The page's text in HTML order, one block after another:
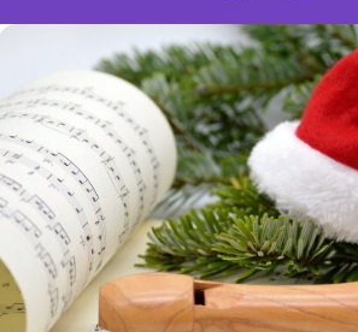
Soon you will learn more about me